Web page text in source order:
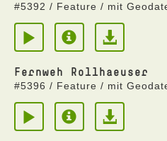
#5392 / Feature / mit
Fernweh Rollhaeuser
#5396 / Feature / mit